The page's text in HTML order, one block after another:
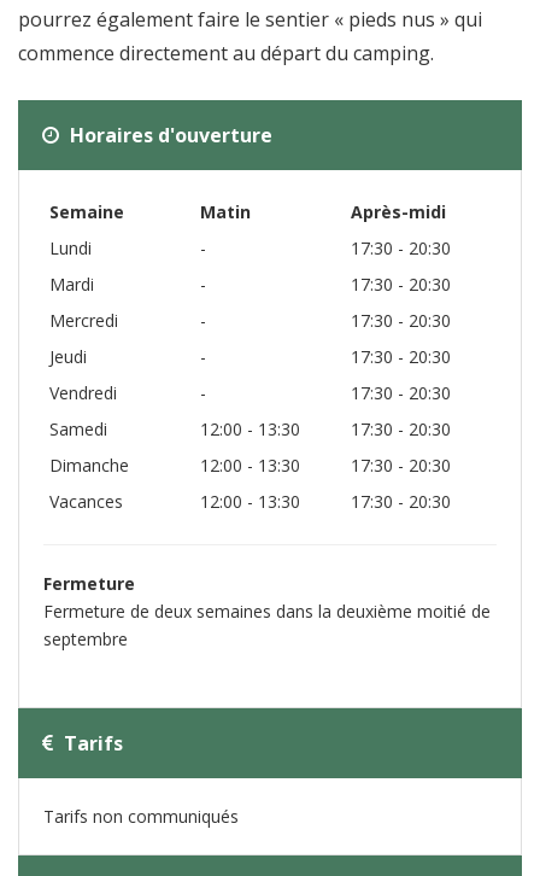
pourrez également faire le sentier « pieds nus » qui
commence directement au départ du camping.
Horaires d'ouverture
Semaine Matin
Après-midi
Lundi
-
17:30 - 20:30
Mardi
-
17:30 - 20:30
Mercredi
-
17:30 - 20:30
Jeudi
-
17:30 - 20:30
Vendredi
-
17:30 - 20:30
Samedi
12:00 - 13:30
17:30 - 20:30
Dimanche
12:00 - 13:30
17:30 - 20:30
Vacances
12:00 - 13:30 17:30 - 20:30
Fermeture
Fermeture de deux semaines dans la deuxième moitié de
septembre
Tarifs
Tarifs non communiqués